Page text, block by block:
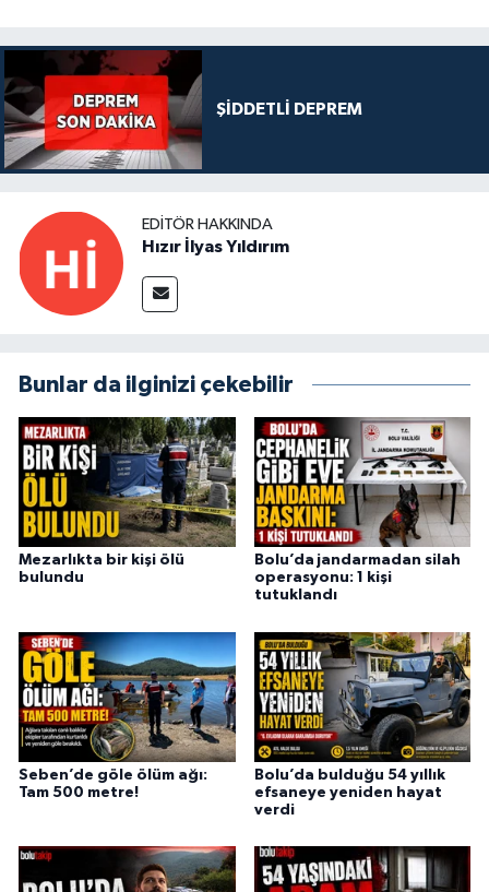
ŞİDDETLİ DEPREM
EDITÖR HAKKINDA
Hızır İlyas Yıldırım
Bunlar da ilginizi çekebilir
Mezarlıkta bir kişi ölü
bulundu
Bolu’da jandarmadan silah
operasyonu: 1 kişi
tutuklandı
Seben’de göle ölüm ağı:
Tam 500 metre!
Bolu’da bulduğu 54 yıllık
efsaneye yeniden hayat
verdi